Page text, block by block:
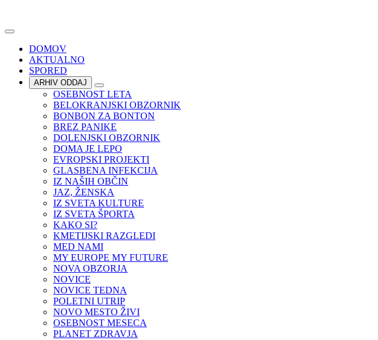
DOMOV
AKTUALNO
SPORED
ARHIV ODDAJ
OSEBNOST LETA
BELOKRANJSKI OBZORNIK
BONBON ZA BONTON
BREZ PANIKE
DOLENJSKI OBZORNIK
DOMA JE LEPO
EVROPSKI PROJEKTI
GLASBENA INFEKCIJA
IZ NAŠIH OBČIN
JAZ, ŽENSKA
IZ SVETA KULTURE
IZ SVETA ŠPORTA
KAKO SI?
KMETIJSKI RAZGLEDI
MED NAMI
MY EUROPE MY FUTURE
NOVA OBZORJA
NOVICE
NOVICE TEDNA
POLETNI UTRIP
NOVO MESTO ŽIVI
OSEBNOST MESECA
PLANET ZDRAVJA